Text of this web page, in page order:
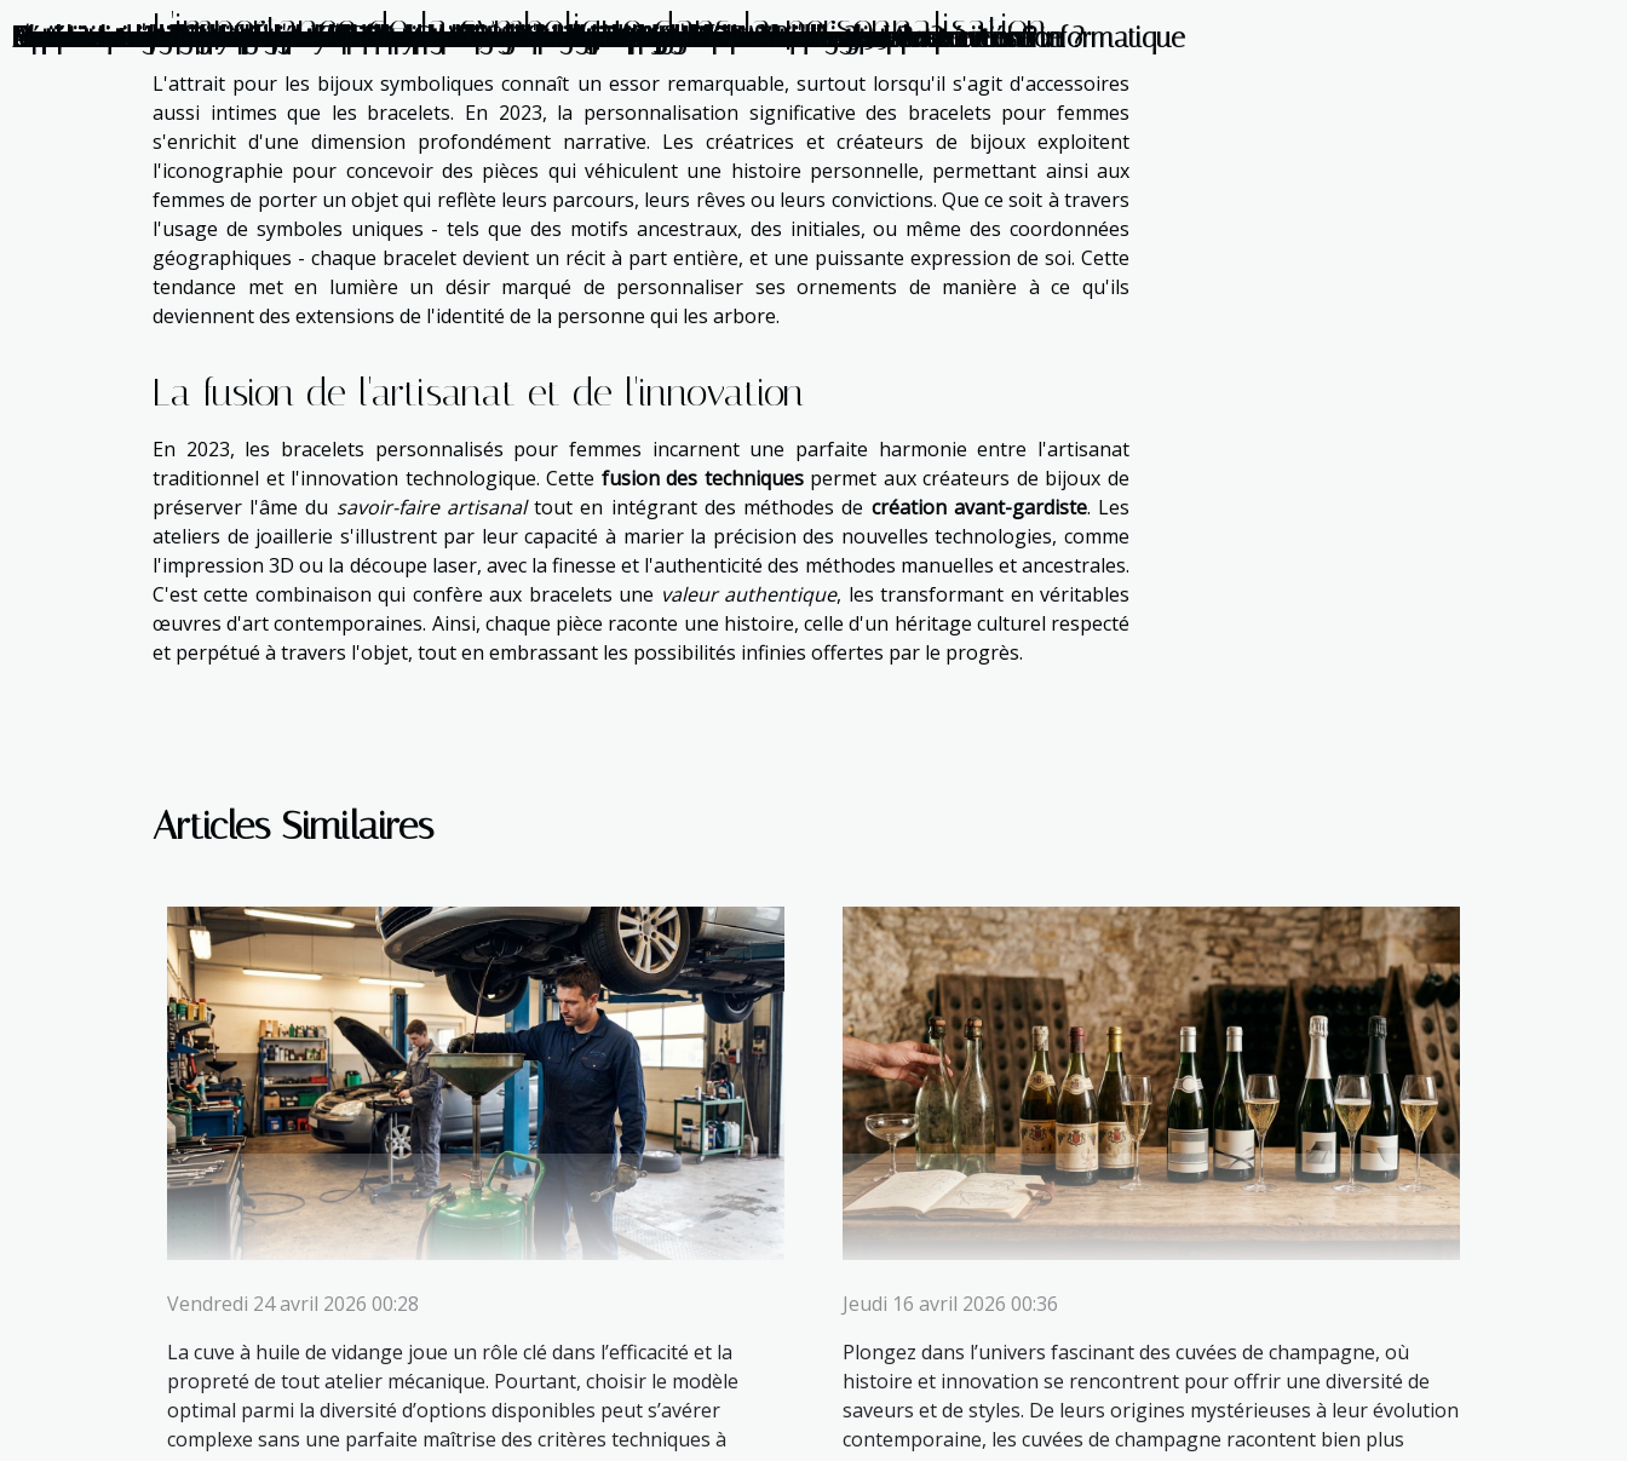
L'importance de la symbolique dans la personnalisation
L'attrait pour les bijoux symboliques connaît un essor remarquable, surtout lorsqu'il s'agit d'accessoires
aussi intimes que les bracelets. En 2023, la personnalisation significative des bracelets pour femmes
s'enrichit d'une dimension profondément narrative. Les créatrices et créateurs de bijoux exploitent
l'iconographie pour concevoir des pièces qui véhiculent une histoire personnelle, permettant ainsi aux
femmes de porter un objet qui reflète leurs parcours, leurs rêves ou leurs convictions. Que ce soit à travers
l'usage de symboles uniques - tels que des motifs ancestraux, des initiales, ou même des coordonnées
géographiques - chaque bracelet devient un récit à part entière, et une puissante expression de soi. Cette
tendance met en lumière un désir marqué de personnaliser ses ornements de manière à ce qu'ils
deviennent des extensions de l'identité de la personne qui les arbore.
La fusion de l'artisanat et de l'innovation
En 2023, les bracelets personnalisés pour femmes incarnent une parfaite harmonie entre l'artisanat
traditionnel et l'innovation technologique. Cette fusion des techniquespermet aux créateurs de bijoux de
préserver l'âme du savoir-faire artisanaltout en intégrant des méthodes de création avant-gardiste. Les
ateliers de joaillerie s'illustrent par leur capacité à marier la précision des nouvelles technologies, comme
l'impression 3D ou la découpe laser, avec la finesse et l'authenticité des méthodes manuelles et ancestrales.
C'est cette combinaison qui confère aux bracelets une valeur authentique, les transformant en véritables
œuvres d'art contemporaines. Ainsi, chaque pièce raconte une histoire, celle d'un héritage culturel respecté
et perpétué à travers l'objet, tout en embrassant les possibilités infinies offertes par le progrès.
Articles Similaires
Choisir la meilleure cuve à huile de vidange pour votre atelier
Vendredi 24 avril 2026 00:28
La cuve à huile de vidange joue un rôle clé dans l’efficacité et la
propreté de tout atelier mécanique. Pourtant, choisir le modèle
optimal parmi la diversité d’options disponibles peut s’avérer
complexe sans une parfaite maîtrise des critères techniques à
Histoire et évolution des différentes cuvées de champagne
Jeudi 16 avril 2026 00:36
Plongez dans l’univers fascinant des cuvées de champagne, où
histoire et innovation se rencontrent pour offrir une diversité de
saveurs et de styles. De leurs origines mystérieuses à leur évolution
contemporaine, les cuvées de champagne racontent bien plus
Comment l'IA transforme-t-elle les carrières dans les secteurs à haut risque ?
Comment les ingénieurs en transport transforment-ils les défis urbains en opportunités ?
Sécurité maximale pour vos biens : vidéosurveillance et alarmes
Comment identifier et résoudre les problèmes courants sur votre ordinateur ?
Maintenance du moteur : Importance des liquides de qualité
Comment les technologies de dialogue automatisé révolutionnent-elles la communication ?
Comment intégrer un système de Chatbot à votre stratégie CRM ?
Comment l'adoucissement de l'eau améliore-t-il le confort domestique ?
Comment un bilan carbone peut transformer votre stratégie environnementale ?
Comment choisir le bon système de surveillance pour votre domicile
Batteries au graphène l'avenir du stockage d'énergie portable
Domotique pour débutants comment automatiser votre maison intelligemment
Exploration des stratégies d'équipe optimales dans les jeux de rôle de 1999
Amélioration des espaces urbains par des stratégies de mobilier innovantes
Comment les photographies d'iris peuvent révolutionner l'art moderne
Exploration des bénéfices créatifs des technologies de génération d'image IA
Optimisation de système : Comment un SSD de 4 To peut transformer votre expérience informatique
Les avantages des plaques de cuisson avec hotte intégrée pour moderniser votre cuisine
Exploration des plateformes anonymes pour rencontres discrètes
L'impact des innovations dans les revêtements de sol sur les pratiques de construction
Comment les conférences TEDx stimulent l'innovation dans la technologie
Les critères essentiels pour évaluer la sécurité d'un VPN
Aspects scientifiques et techniques de la galvanoplastie